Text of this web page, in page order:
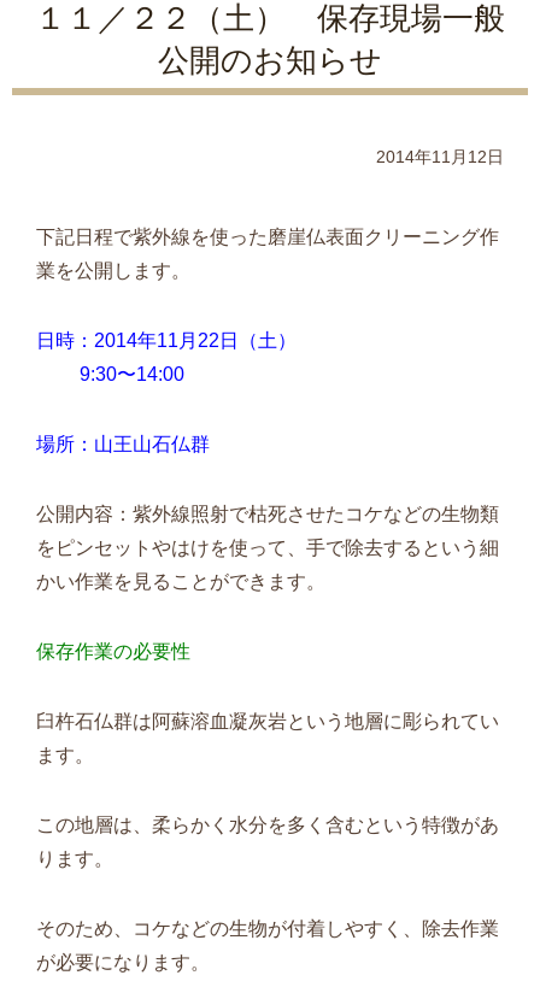
１１／２２（土） 保存現場一般
公開のお知らせ
2014年11月12日
下記日程で紫外線を使った磨崖仏表面クリーニング作
業を公開します。
日時：2014年11月22日（土）
9:30〜14:00
場所：山王山石仏群
公開内容：紫外線照射で枯死させたコケなどの生物類
をピンセットやはけを使って、手で除去するという細
かい作業を見ることができます。
保存作業の必要性
臼杵石仏群は阿蘇溶血凝灰岩という地層に彫られてい
ます。
この地層は、柔らかく水分を多く含むという特徴があ
ります。
そのため、コケなどの生物が付着しやすく、除去作業
が必要になります。